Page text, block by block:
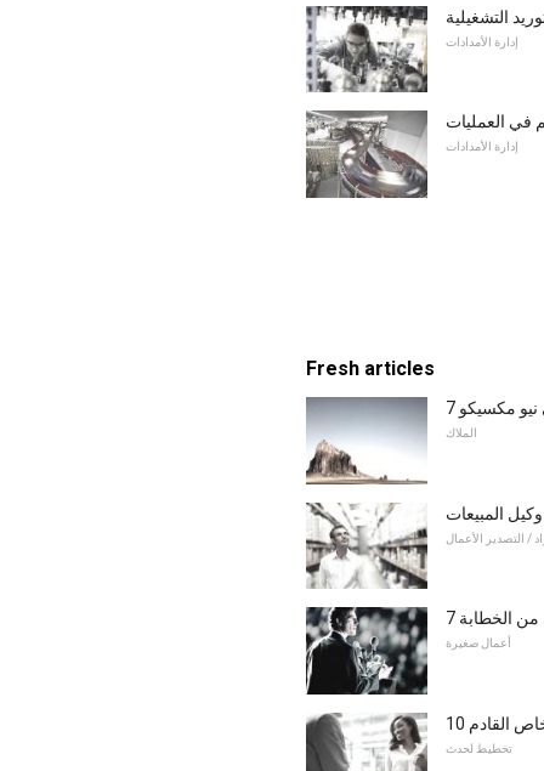
التشغيلية
إدارة الأمدادات
إدارة الأمدادات
Fresh articles
نيو مكسيكو
الملاك
المبيعات
/ التصدير الأعمال
الخطابة
أعمال صغيرة
القادم
تخطيط لحدث